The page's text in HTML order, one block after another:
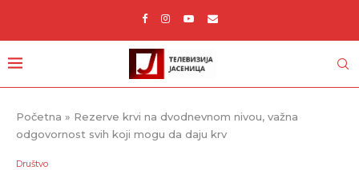
Početna » Rezerve krvi na dvodnevnom nivou, važna
odgovornost svih koji mogu da daju krv
Društvo